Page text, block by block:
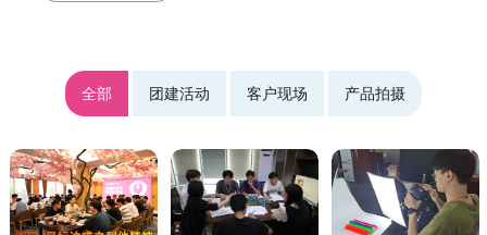
全部 团建活动 客户现场 产品拍摄